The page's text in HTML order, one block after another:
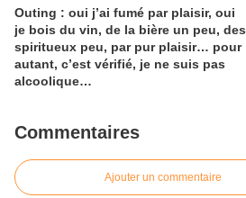
Outing : oui j’ai fumé par plaisir, oui
je bois du vin, de la bière un peu, des
spiritueux peu, par pur plaisir… pour
autant, c’est vérifié, je ne suis pas
alcoolique…
Commentaires
Ajouter un commentaire